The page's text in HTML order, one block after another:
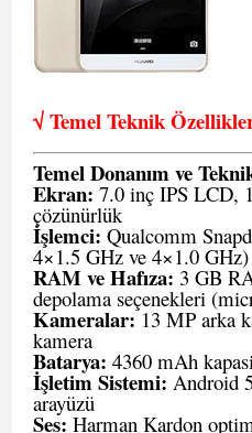
√ Temel Teknik Öze
Temel Donanım ve
Ekran: 7.0 inç IPS LCD,
çözünürlük
İşlemci: Qualcomm
4×1.5 GHz ve 4×1.0 GHz)
RAM ve Hafıza: 3 GB
depolama seçenekleri
Kameralar:13 MP arka
kamera
Batarya: 4360 mAh
İşletim Sistemi: Android
arayüzü
Ses: Harman Kardon